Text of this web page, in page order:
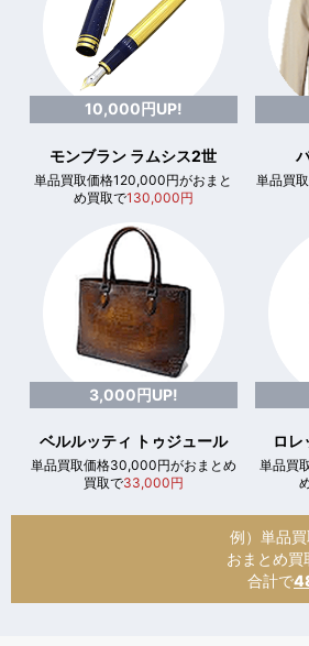
10,000円UP!
モンブラン ラムシス2世
単品買取価格120,000円がおまと
め買取で130,000円
単品買
3,000円UP!
ベルルッティ トゥジュール
単品買取価格30,000円がおまとめ
買取で33,000円
ロレ
単品買
例）単品
おまとめ買
合計で